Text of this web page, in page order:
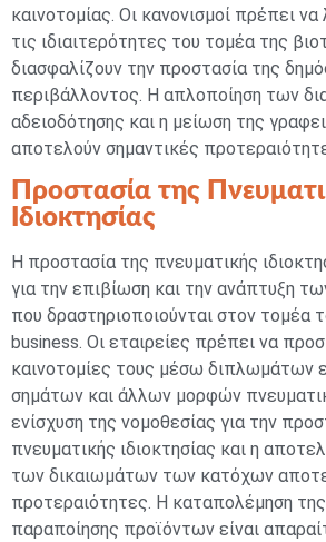
καινοτομίας. Οι κανονισμοί πρέπει
τις ιδιαιτερότητες του τομέα της
διασφαλίζουν την προστασία της
περιβάλλοντος. Η απλοποίηση των
αδειοδότησης και η μείωση της
αποτελούν σημαντικές
Προστασία της
Ιδιοκτησίας
Η προστασία της πνευματικής
για την επιβίωση και την ανάπτυξη
που δραστηριοποιούνται στον τομέα
business. Οι εταιρείες πρέπει να
καινοτομίες τους μέσω διπλωμάτων
σημάτων και άλλων μορφών
ενίσχυση της νομοθεσίας για την
πνευματικής ιδιοκτησίας και η
των δικαιωμάτων των κατόχων
προτεραιότητες. Η καταπολέμηση της
παραποίησης προϊόντων είναι